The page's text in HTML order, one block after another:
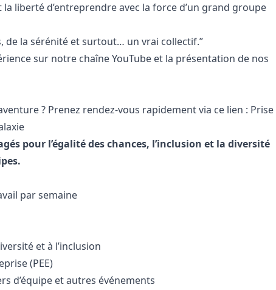
la liberté d’entreprendre avec la force d’un grand groupe
de la sérénité et surtout… un vrai collectif.”
sur notre chaîne YouTube et la présentation de nos
? Prenez rendez-vous rapidement via ce lien : Prise
pour l’égalité des chances, l’inclusion et la diversité
par semaine
et à l’inclusion
(PEE)
d’équipe et autres événements